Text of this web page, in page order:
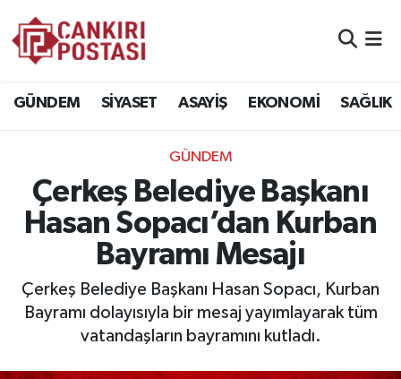
GÜNDEM SİYASET ASAYİŞ EKONOMİ SAĞLIK
GÜNDEM
Çerkeş Belediye Başkanı
Hasan Sopacı’dan Kurban
Bayramı Mesajı
Çerkeş Belediye Başkanı Hasan Sopacı, Kurban
Bayramı dolayısıyla bir mesaj yayımlayarak tüm
vatandaşların bayramını kutladı.
EKONOMİ
SAĞLIK
SPOR
EĞİTİM
Trafik Durumu
Süper Lig Puan Durumu ve Fikstür
Tüm Manşetler
Son Dakika Haberleri